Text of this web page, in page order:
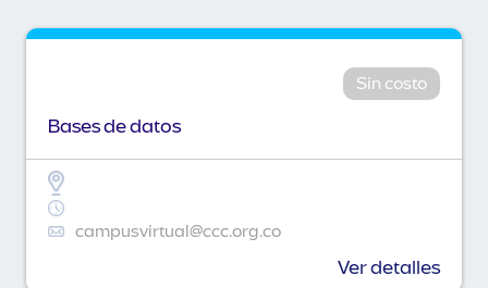
Sin costo
Bases de datos
campusvirtual@ccc.org.co
Ver detalles